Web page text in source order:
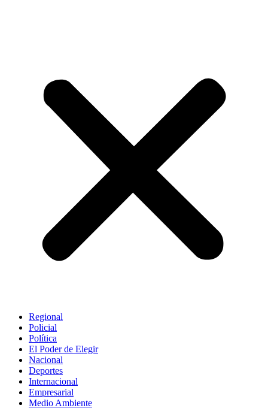
Regional
Policial
Política
El Poder de Elegir
Nacional
Deportes
Internacional
Empresarial
Medio Ambiente